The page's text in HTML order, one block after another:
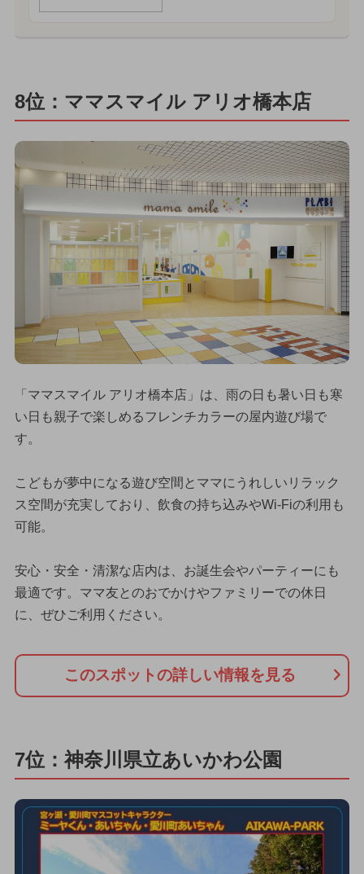
8位：ママスマイル アリオ橋本店
「ママスマイル アリオ橋本店」は、雨の日も暑い日も寒
い日も親子で楽しめるフレンチカラーの屋内遊び場で
す。
こどもが夢中になる遊び空間とママにうれしいリラック
ス空間が充実しており、飲食の持ち込みやWi-Fiの利用も
可能。
安心・安全・清潔な店内は、お誕生会やパーティーにも
最適です。ママ友とのおでかけやファミリーでの休日
に、ぜひご利用ください。
このスポットの詳しい情報を見る
7位：神奈川県立あいかわ公園